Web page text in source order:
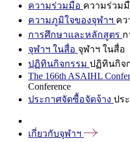
ความร่วมมือ ความร่วม
ความภูมิใจของจุฬาฯ คว
การศึกษาและหลักสูตร
จุฬาฯ ในสื่อ จุฬาฯ ในสื่อ
ปฏิทินกิจกรรม ปฏิทินกิจ
The 166th ASAIHL
Conference
ประกาศจัดซื้อจัดจ้าง ปร
เกี่ยวกับจุฬาฯ